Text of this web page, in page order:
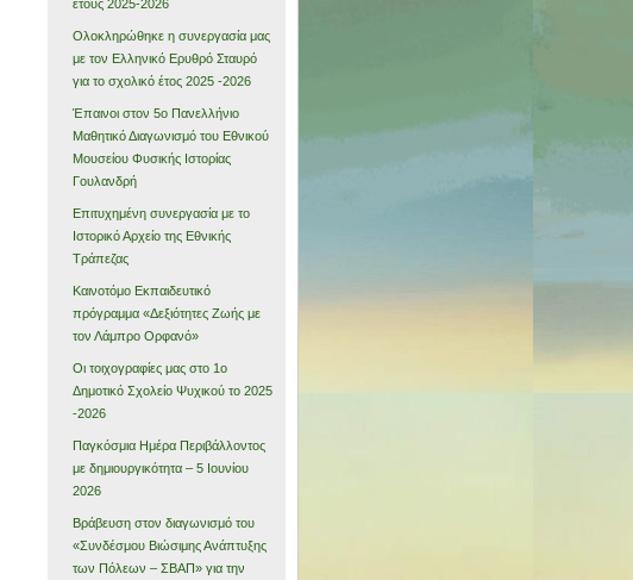
έτους 2025-2026
Ολοκληρώθηκε η συνεργασία μας
με τον Ελληνικό Ερυθρό Σταυρό
για το σχολικό έτος 2025 -2026
Έπαινοι στον 5ο Πανελλήνιο
Μαθητικό Διαγωνισμό του Εθνικού
Μουσείου Φυσικής Ιστορίας
Γουλανδρή
Επιτυχημένη συνεργασία με το
Ιστορικό Αρχείο της Εθνικής
Τράπεζας
Καινοτόμο Εκπαιδευτικό
πρόγραμμα «Δεξιότητες Ζωής με
τον Λάμπρο Ορφανό»
Οι τοιχογραφίες μας στο 1ο
Δημοτικό Σχολείο Ψυχικού το 2025
-2026
Παγκόσμια Ημέρα Περιβάλλοντος
με δημιουργικότητα – 5 Ιουνίου
2026
Βράβευση στον διαγωνισμό του
«Συνδέσμου Βιώσιμης Ανάπτυξης
των Πόλεων – ΣΒΑΠ» για την